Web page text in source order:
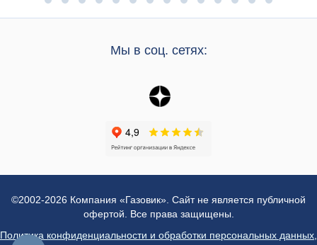
Мы в соц. сетях:
©2002-2026 Компания «Газовик». Сайт не является публичной
офертой. Все права защищены.
Политика конфиденциальности и обработки персональных данных